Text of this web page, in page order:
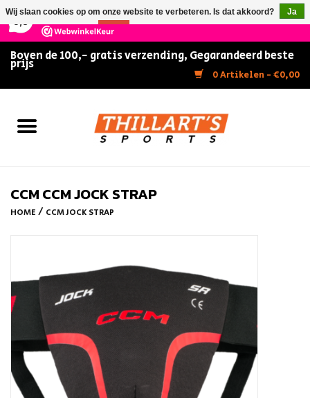
147 Reviews ×
Boven de 100,- gratis verzending, Gegarandeerd beste
prijs
0 Artikelen - €0,00
Home
FITNESS & ULTIMATE SHAPE
Schaatsen
Rolschaatsen
CCM CCM JOCK STRAP
HOME / CCM JOCK STRAP
Wij slaan cookies op om onze website te verbeteren. Is dat akkoord?
Ja
Nee